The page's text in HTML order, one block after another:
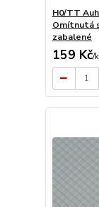
H0/TT
Omítnutá
zabalené
159 Kč/